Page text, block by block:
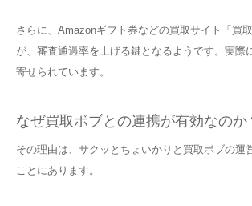
さらに、Amazonギフト券などの買取サイト「買
が、審査通過率を上げる鍵となるようです。実際
寄せられています。
なぜ買取ボブとの連携が有効なのか
その理由は、サクッとちょいかりと買取ボブの運
ことにあります。